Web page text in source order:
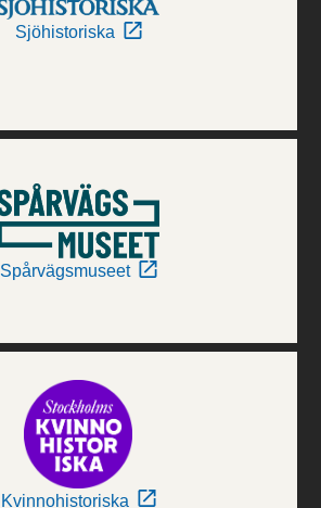
Sjöhistoriska
Spårvägsmuseet
Kvinnohistoriska